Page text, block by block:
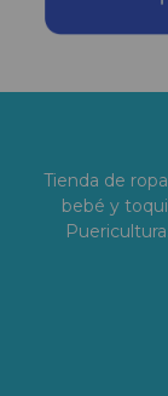
Tienda de
bebé y